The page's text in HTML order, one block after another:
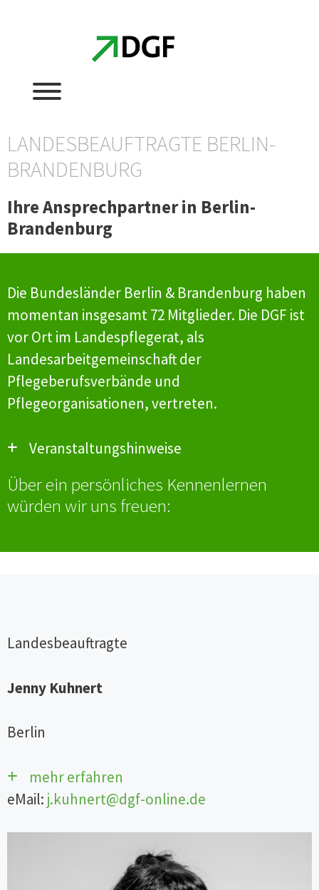
LANDESBEAUFTRAGTE BERLIN-
BRANDENBURG
Ihre Ansprechpartner in Berlin-
Brandenburg
Die Bundesländer Berlin & Brandenburg haben
momentan insgesamt 72 Mitglieder. Die DGF ist
vor Ort im Landespflegerat, als
Landesarbeitgemeinschaft der
Pflegeberufsverbände und
Pflegeorganisationen, vertreten.
Veranstaltungshinweise
07.-08. November 2024 Deutscher
Über ein persönliches Kennenlernen
würden wir uns freuen:
Landesbeauftragte
Jenny Kuhnert
Berlin
mehr erfahren
Mein Name ist Jenny Kuhnert und
ich bin Gesundheits-und
Krankenpflegerin für Anästhesie
und Intensivmedizin aus Berlin. Ich
eMail: j.kuhnert@dgf-online.de